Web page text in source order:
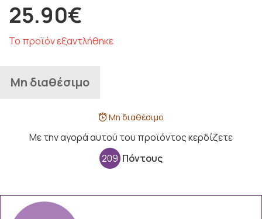
25.90€
Το προϊόν εξαντλήθηκε
Μη διαθέσιμο
Μη διαθέσιμο
Με την αγορά αυτού του προϊόντος κερδίζετε
209 Πόντους